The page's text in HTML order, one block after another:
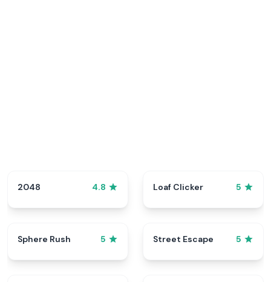
2048 4.8 Loaf Clicker 5
Sphere Rush 5 Street Escape 5